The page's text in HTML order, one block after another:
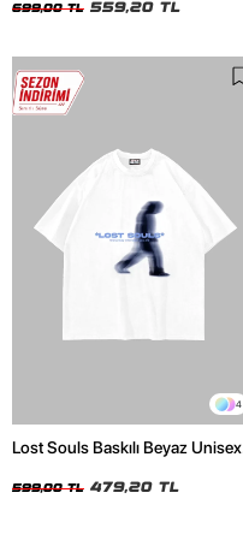
Tshirt
699,00 TL 559,20 TL
4
Lost Souls Baskılı Beyaz Unisex
599,00 TL 479,20 TL